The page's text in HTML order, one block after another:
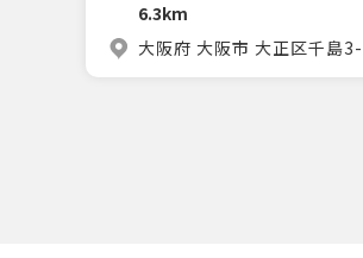
6.3km
大阪府 大阪市 大正区千島